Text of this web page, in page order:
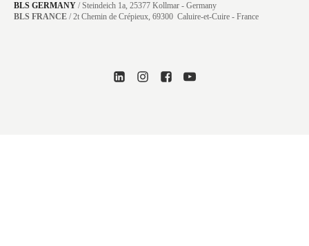
BLS GERMANY /Steindeich 1a, 25377 Kollmar - Germany
BLS FRANCE / 2t Chemin de Crépieux, 69300 Caluire-et-Cuire - France